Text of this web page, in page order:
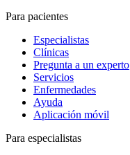
Para pacientes
Especialistas
Clínicas
Pregunta a un experto
Servicios
Enfermedades
Ayuda
Aplicación móvil
Para especialistas